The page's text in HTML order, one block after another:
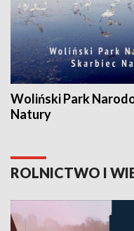
Woliński Park
Natury
ROLNICTWO I